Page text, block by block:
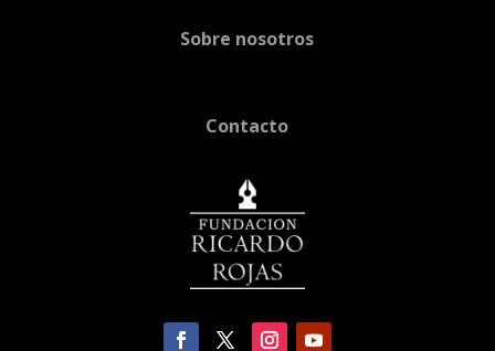
Sobre nosotros
Contacto